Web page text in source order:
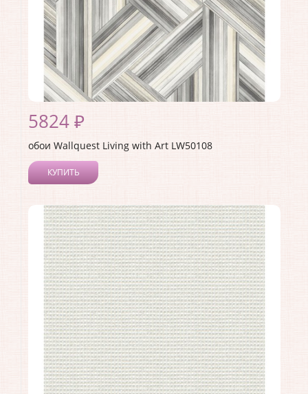
5824 ₽
обои Wallquest Living with Art LW50108
КУПИТЬ
Коллекция:Living with Art
Длина рулона:8.23
Ширина рулона:0.68
Материал покрытия:Акриловое
Страна:США
Материал основы:Бумага
Раппорт:60